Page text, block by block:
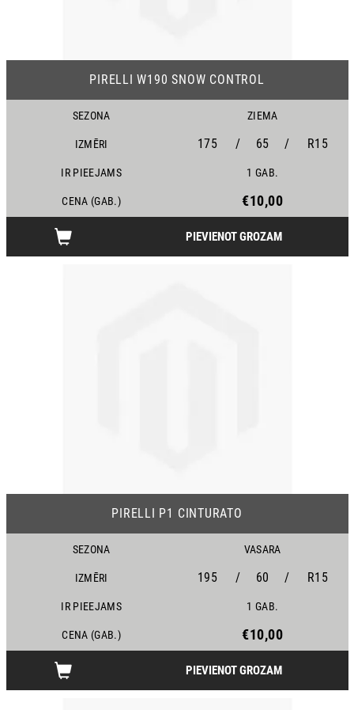
PIRELLI W190 SNOW CONTROL
SEZONA ZIEMA
IZMĒRI 175 / 65 / R15
IR PIEEJAMS 1 GAB.
CENA (GAB.) €10,00
PIEVIENOT GROZAM
PIRELLI P1 CINTURATO
SEZONA VASARA
IZMĒRI 195 / 60 / R15
IR PIEEJAMS 1 GAB.
CENA (GAB.) €10,00
PIEVIENOT GROZAM